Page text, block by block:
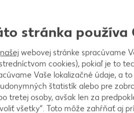
stránka používa
našej webovej stránke spracúvame
cookies), pokiaľ je to
Vaše lokalizačné údaje, a
štatistík alebo pre
tretej osoby, avšak len za
všetky”. Toto môže zahŕňať aj